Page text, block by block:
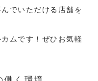
でいただける店舗を
ムです！ぜひお気軽